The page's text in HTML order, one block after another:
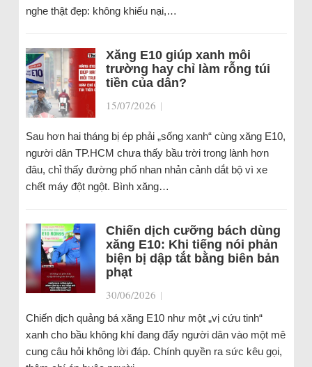
nghe thật đẹp: không khiếu nại,…
Xăng E10 giúp xanh môi
trường hay chỉ làm rỗng túi
tiền của dân?
15/07/2026 |
Sau hơn hai tháng bị ép phải „sống xanh“ cùng xăng E10,
người dân TP.HCM chưa thấy bầu trời trong lành hơn
đâu, chỉ thấy đường phố nhan nhản cảnh dắt bộ vì xe
chết máy đột ngột. Bình xăng…
Chiến dịch cưỡng bách dùng
xăng E10: Khi tiếng nói phản
biện bị dập tắt bằng biên bản
phạt
30/06/2026 |
Chiến dịch quảng bá xăng E10 như một „vị cứu tinh“
xanh cho bầu không khí đang đẩy người dân vào một mê
cung câu hỏi không lời đáp. Chính quyền ra sức kêu gọi,